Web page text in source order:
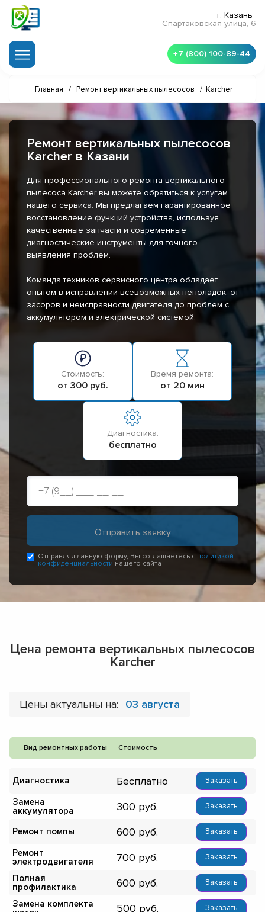
г. Казань
Спартаковская улица, 6
+7 (800) 100-89-44
Главная / Ремонт вертикальных пылесосов / Karcher
Ремонт вертикальных пылесосов
Karcher в Казани
Для профессионального ремонта вертикального
пылесоса Karcher вы можете обратиться к услугам
нашего сервиса. Мы предлагаем гарантированное
восстановление функций устройства, используя
качественные запчасти и современные
диагностические инструменты для точного
выявления проблем.
Команда техников сервисного центра обладает
опытом в исправлении всевозможных неполадок, от
засоров и неисправности двигателя до проблем с
аккумулятором и электрической системой.
Стоимость:
от 300 руб.
Время ремонта:
от 20 мин
Диагностика:
бесплатно
Отправляя данную форму, Вы соглашаетесь с политикой
конфиденциальности нашего сайта
Цена ремонта вертикальных пылесосов
Karcher
Цены актуальны на: 03 августа
Вид ремонтных работы Стоимость
Диагностика Бесплатно Заказать
Замена
аккумулятора
300 Заказать
Ремонт помпы 600 Заказать
Ремонт
электродвигателя
700 Заказать
Полная
профилактика
600 Заказать
Замена комплекта
500 Заказать